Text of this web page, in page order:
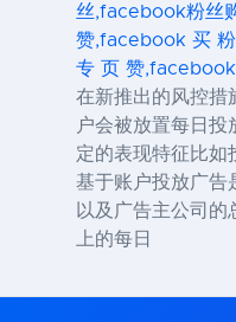
丝,facebook粉丝
赞,facebook 买
专 页 赞
在新推出的风控措
户会被放置每日投
定的表现特征比
基于账户投放广告
以及广告主公司的
上的每日